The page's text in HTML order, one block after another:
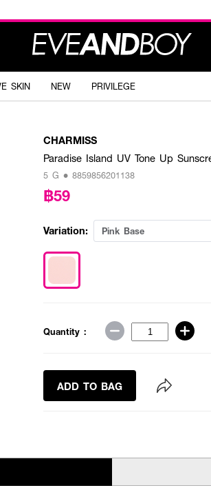
SKIN NEW PRIVILEGE
CHARMISS
Paradise Island UV Tone Up
5 G • 8859856201138
฿59
Variation: Pink Base
Quantity :
ADD TO BAG